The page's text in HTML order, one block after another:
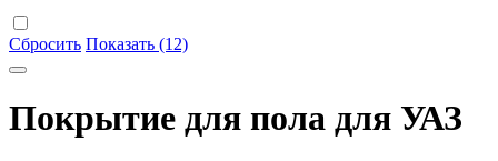
Сбросить Показать (12)
Покрытие для пола для УАЗ